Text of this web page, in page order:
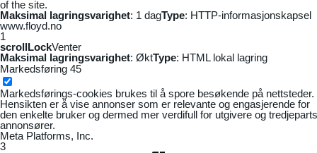
of the site.
Maksimal lagringsvarighet: 1 dagType: HTTP-informasjonskapsel
www.floyd.no
1
scrollLockVenter
Maksimal lagringsvarighet: ØktType: HTML lokal lagring
Markedsføring 45
Markedsførings-cookies brukes til å spore besøkende på nettsteder.
Hensikten er å vise annonser som er relevante og engasjerende for
den enkelte bruker og dermed mer verdifull for utgivere og tredjeparts
annonsører.
Meta Platforms, Inc.
3